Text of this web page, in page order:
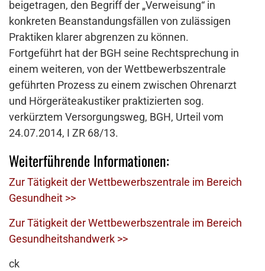
beigetragen, den Begriff der „Verweisung“ in
konkreten Beanstandungsfällen von zulässigen
Praktiken klarer abgrenzen zu können.
Fortgeführt hat der BGH seine Rechtsprechung in
einem weiteren, von der Wettbewerbszentrale
geführten Prozess zu einem zwischen Ohrenarzt
und Hörgeräteakustiker praktizierten sog.
verkürztem Versorgungsweg, BGH, Urteil vom
24.07.2014, I ZR 68/13.
Weiterführende Informationen:
Zur Tätigkeit der Wettbewerbszentrale im Bereich
Gesundheit >>
Zur Tätigkeit der Wettbewerbszentrale im Bereich
Gesundheitshandwerk >>
ck